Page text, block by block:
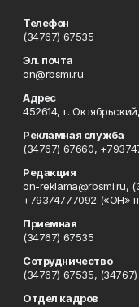
Телефон
(34767) 67535
Эл. почта
on@rbsmi.ru
Адрес
452614, г.
Рекламная служба
(34767) 67660,
Редакция
on-reklama@rbsmi.ru,
+79374777092 («ОН»
Приемная
(34767) 67535
Сотрудничество
(34767) 67535,
Отдел кадров